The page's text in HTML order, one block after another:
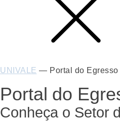
UNIVALE — Portal do Egresso
Portal do
Conheça o Setor